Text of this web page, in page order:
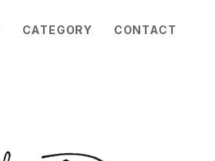
CATEGORY CONTACT